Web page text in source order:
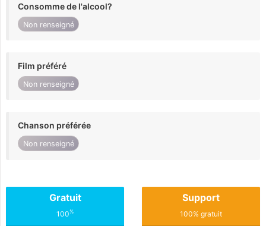
Consomme de l'alcool?
Non renseigné
Film préféré
Non renseigné
Chanson préférée
Non renseigné
Gratuit
100%
Support
100% gratuit